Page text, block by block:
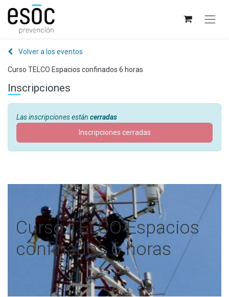
Volver a los eventos
Curso TELCO Espacios confinados 6 horas
Inscripciones
Las inscripciones están cerradas
Inscripciones cerradas
Curso TELCO Espacios
confinados 6 horas